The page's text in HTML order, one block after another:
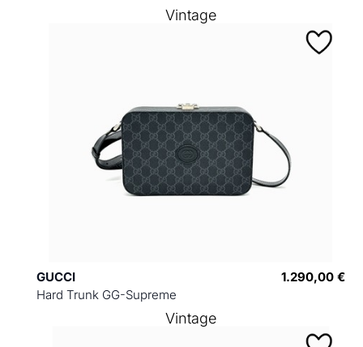
GUCCI
Hard Trunk GG-Supreme
1.290,00 €
Vintage
Vintage